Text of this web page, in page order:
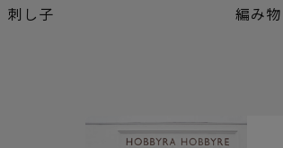
刺し子 編み物